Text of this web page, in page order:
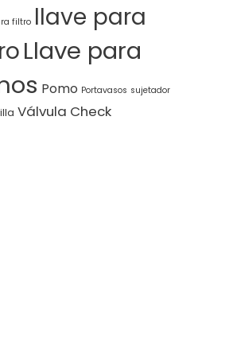
filtro llave para
Llave para
Pomo Portavasos sujetador
Válvula Check